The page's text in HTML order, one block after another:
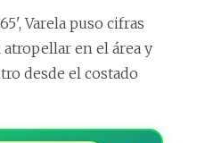
Varela puso cifras
en el área y
desde el costado